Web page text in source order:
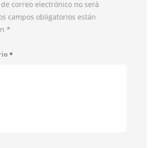
correo electrónico no será
campos obligatorios están
*
*